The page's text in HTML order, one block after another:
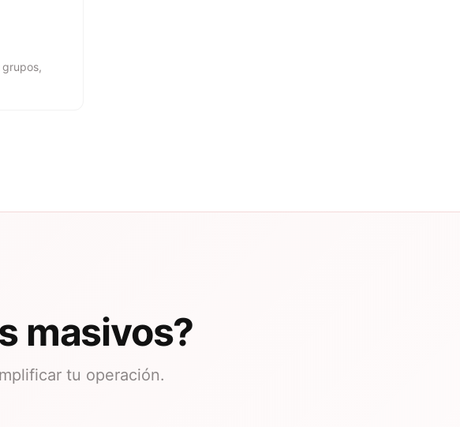
masivos?
tu operación.